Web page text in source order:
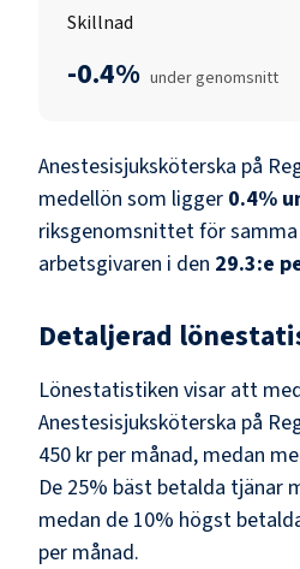
Skillnad
-0.4% under genomsnitt
Anestesisjuksköterska på
medellön som ligger 0.4%
riksgenomsnittet för
arbetsgivaren i den 29.3:e
Detaljerad
Lönestatistiken visar att
Anestesisjuksköterska på
450 kr per månad, medan
De 25% bäst betalda tjänar
medan de 10% högst
per månad.